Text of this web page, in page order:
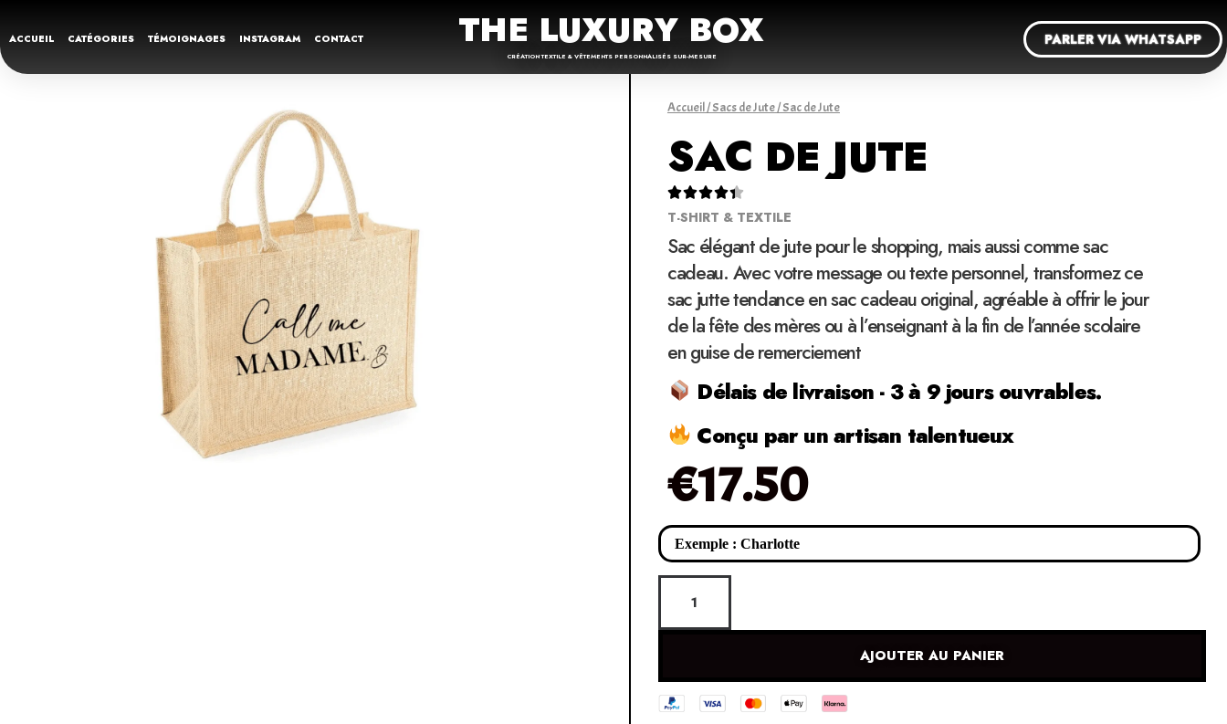
ACCUEIL CATÉGORIES TÉMOIGNAGES INSTAGRAM CONTACT THE LUXURY BOX
CRÉATION TEXTILE & VÊTEMENTS PERSONNALISÉS SUR-MESURE
PARLER VIA WHATSAPP
Accueil/Sacs de Jute/ Sac de Jute
SAC DE JUTE

T-SHIRT & TEXTILE
Sac élégant de jute pour le shopping, mais aussi comme sac
cadeau. Avec votre message ou texte personnel, transformez ce
sac jutte tendance en sac cadeau original, agréable à offrir le jour
de la fête des mères ou à l’enseignant à la fin de l’année scolaire
en guise de remerciement
Délais de livraison - 3 à 9 jours ouvrables.
Conçu par un artisan talentueux
€17.50
AJOUTER AU PANIER